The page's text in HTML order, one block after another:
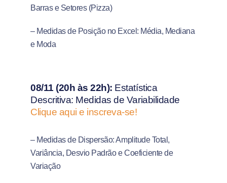
Barras e Setores (Pizza)
– Medidas de Posição no Excel: Média, Mediana
e Moda
08/11 (20h às 22h): Estatística
Descritiva: Medidas de Variabilidade
Clique aqui e inscreva-se!
– Medidas de Dispersão: Amplitude Total,
Variância, Desvio Padrão e Coeficiente de
Variação